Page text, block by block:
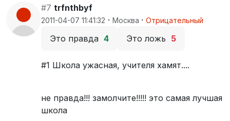
#7 trfnthbyf
2011-04-07 11:41:32 · Москва · Отрицательный
Это правда 4 Это ложь 5
#1 Школа ужасная, учителя хамят....
не правда!!! замолчите!!!!! это самая лучшая
школа